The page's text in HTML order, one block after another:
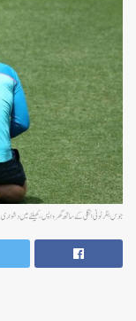
جوس بٹلر ٹوٹی انگلی کے ساتھ گھر واپس،کھیلنے میں دشواری